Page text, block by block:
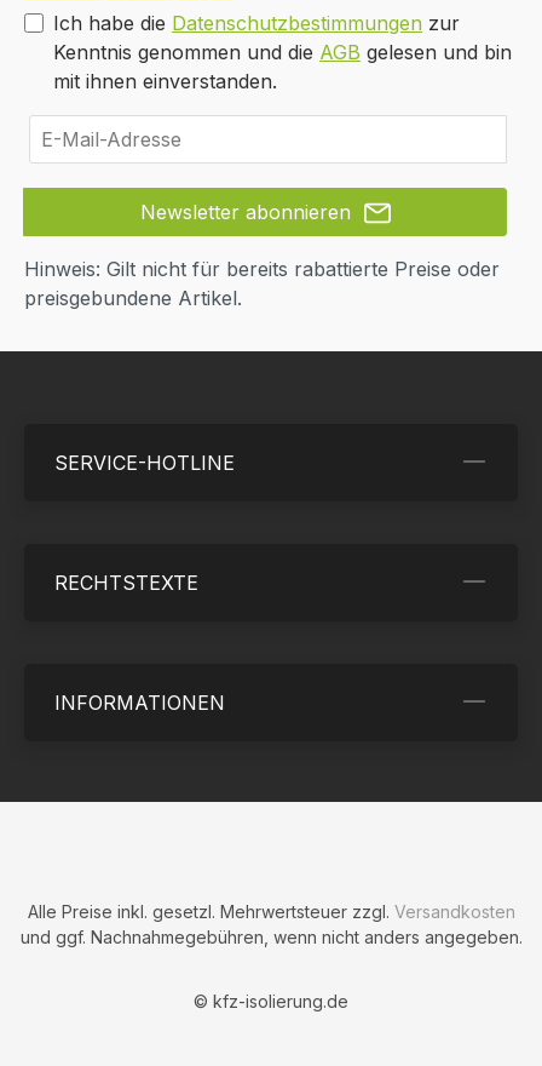
Ich habe die Datenschutzbestimmungen zur
Kenntnis genommen und die AGB gelesen und bin
mit ihnen einverstanden.
Newsletter abonnieren
Hinweis: Gilt nicht für bereits rabattierte Preise oder
preisgebundene Artikel.
SERVICE-HOTLINE
RECHTSTEXTE
INFORMATIONEN
Alle Preise inkl. gesetzl. Mehrwertsteuer zzgl. Versandkosten
und ggf. Nachnahmegebühren, wenn nicht anders angegeben.
© kfz-isolierung.de